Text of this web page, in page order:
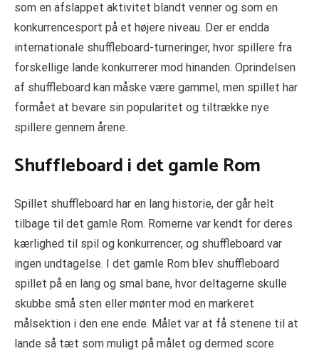
som en afslappet aktivitet blandt venner og som en
konkurrencesport på et højere niveau. Der er endda
internationale shuffleboard-turneringer, hvor spillere fra
forskellige lande konkurrerer mod hinanden. Oprindelsen
af shuffleboard kan måske være gammel, men spillet har
formået at bevare sin popularitet og tiltrække nye
spillere gennem årene.
Shuffleboard i det gamle Rom
Spillet shuffleboard har en lang historie, der går helt
tilbage til det gamle Rom. Romerne var kendt for deres
kærlighed til spil og konkurrencer, og shuffleboard var
ingen undtagelse. I det gamle Rom blev shuffleboard
spillet på en lang og smal bane, hvor deltagerne skulle
skubbe små sten eller mønter mod en markeret
målsektion i den ene ende. Målet var at få stenene til at
lande så tæt som muligt på målet og dermed score